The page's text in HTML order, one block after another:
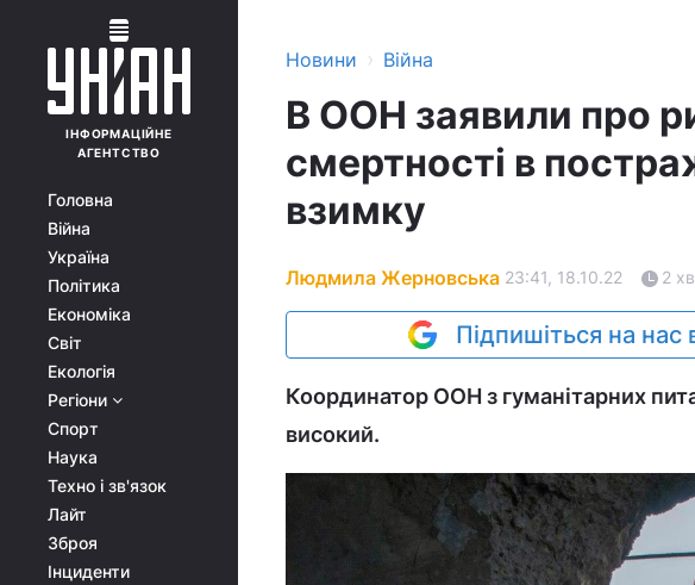
ІНФОРМАЦІЙНЕ
АГЕНТСТВО
Головна
Війна
Україна
Політика
Економіка
Світ
Екологія
Регіони
Спорт
Наука
Техно і зв'язок
Лайт
Зброя
Інциденти
Новини › Війна
В ООН заявили про
смертності в
взимку
Людмила Жерновська 23:41, 18.10.22 2
Підпишіться на нас
Координатор ООН з гуманітарних
високий.